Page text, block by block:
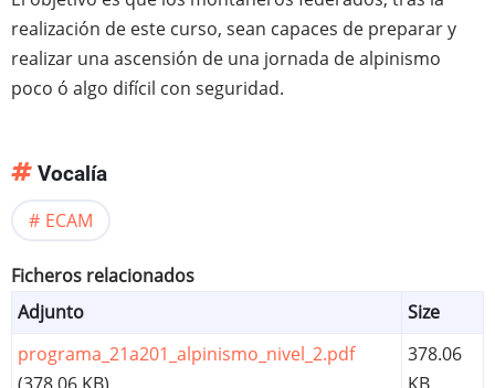
realización de este curso, sean capaces de preparar y
realizar una ascensión de una jornada de alpinismo
poco ó algo difícil con seguridad.
Vocalía
ECAM
Ficheros relacionados
Adjunto
Size
programa_21a201_alpinismo_nivel_2.pdf
378.06